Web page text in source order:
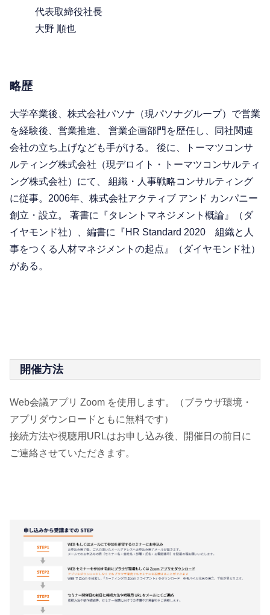
代表取締役社長
大野 順也
略歴
大学卒業後、株式会社パソナ（現パソナグループ）で営業
を経験後、営業推進、 営業企画部門を歴任し、同社関連
会社の立ち上げなども手がける。 後に、トーマツコンサ
ルティング株式会社（現デロイト・トーマツコンサルティ
ング株式会社）にて、 組織・人事戦略コンサルティング
に従事。2006年、株式会社アクティブ アンド カンパニー
創立・設立。 著書に『タレントマネジメント概論』（ダ
イヤモンド社）、編書に『HR Standard 2020 組織と人
事をつくる人材マネジメントの起点』（ダイヤモンド社）
がある。
開催方法
Web会議アプリ Zoom を使用します。（ブラウザ環境・
アプリダウンロードともに無料です）
接続方法や視聴用URLはお申し込み後、開催日の前日に
ご連絡させていただきます。